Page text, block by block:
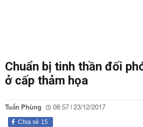
Chuẩn bị tinh thần đối
ở cấp thảm họa
Tuấn Phùng 08:57 | 23/12/2017
15
Chia sẻ